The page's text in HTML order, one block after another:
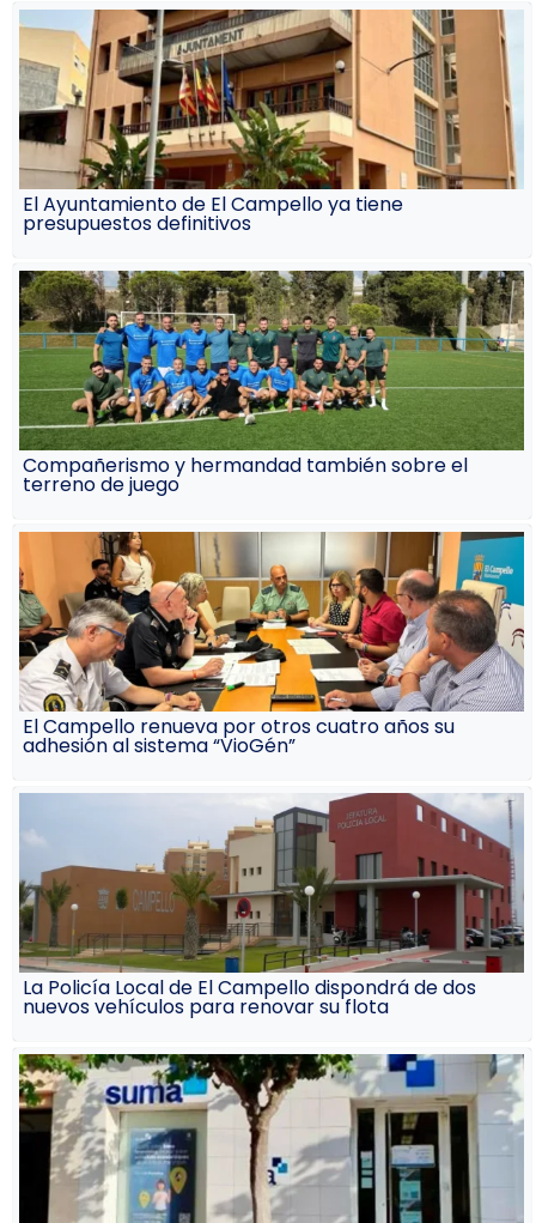
El Ayuntamiento de El Campello ya tiene
presupuestos definitivos
Compañerismo y hermandad también sobre el
terreno de juego
El Campello renueva por otros cuatro años su
adhesión al sistema “VioGén”
La Policía Local de El Campello dispondrá de dos
nuevos vehículos para renovar su flota